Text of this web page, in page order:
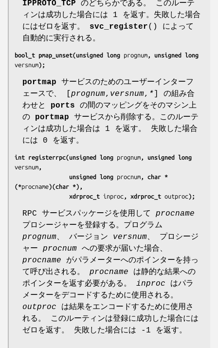
IPPROTO_TCP のどちらかである。 このルーテ
ィンは成功した場合には 1 を返す。失敗した場合
にはゼロを返す。 svc_register() によって
自動的に実行される。
bool_t pmap_unset(unsigned long prognum
versnum);
portmap サービスのためのユーザーインターフ
ェースで、 [ prognum, versnum, * ] の組み合
わせと ports の間のマッピングをそのマシン上
の portmap サービスから削除する。このルーテ
ィンは成功した場合は 1 を返す。 失敗した場合
には 0 を返す。
int registerrpc(unsigned long prognum
versnum ,
                unsigned long
procnum , char *
(*procname)(char *),
                xdrproc_t
inproc , xdrproc_t outproc);
RPC サービスパッケージを使用して procname
プロシージャーを登録する。プログラム
prognum、 バージョン versnum、 プロシージ
ャー procnum への要求が届いた場合、
procname がパラメーターへのポインターを持っ
て呼び出される。 procname は静的な結果への
ポインターを返す必要がある。 inproc はパラ
メーターをデコードするために使用される。
outproc は結果をエンコードするために使用さ
れる。 このルーティンは登録に成功した場合には
ゼロを返す。 失敗した場合には -1 を返す。